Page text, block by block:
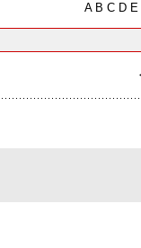
AB C D E